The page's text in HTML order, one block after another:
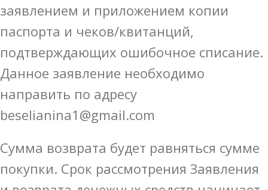
заявлением и приложением копии
паспорта и чеков/квитанций,
подтверждающих ошибочное списание.
Данное заявление необходимо
направить по адресу
beselianina1@gmail.com
Сумма возврата будет равняться сумме
покупки. Срок рассмотрения Заявления